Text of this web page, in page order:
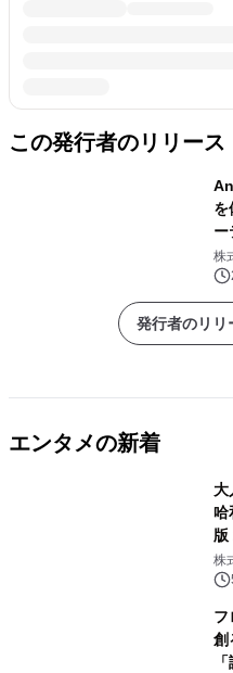
この発行者のリリース
を
ー
演
場
東
株
発行者のリリ
エンタメの新着
大
哈
版
開
株
ン
フ
創